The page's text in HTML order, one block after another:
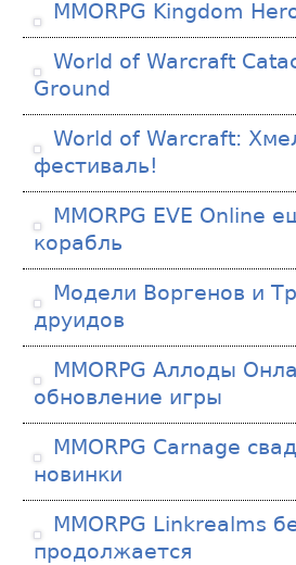
MMORPG Kingdom
World of Warcraft
Ground
World of Warcraft:
фестиваль!
MMORPG EVE Online
корабль
Модели Воргенов и
друидов
MMORPG Аллоды
обновление игры
MMORPG Carnage
новинки
MMORPG Linkrealms
продолжается